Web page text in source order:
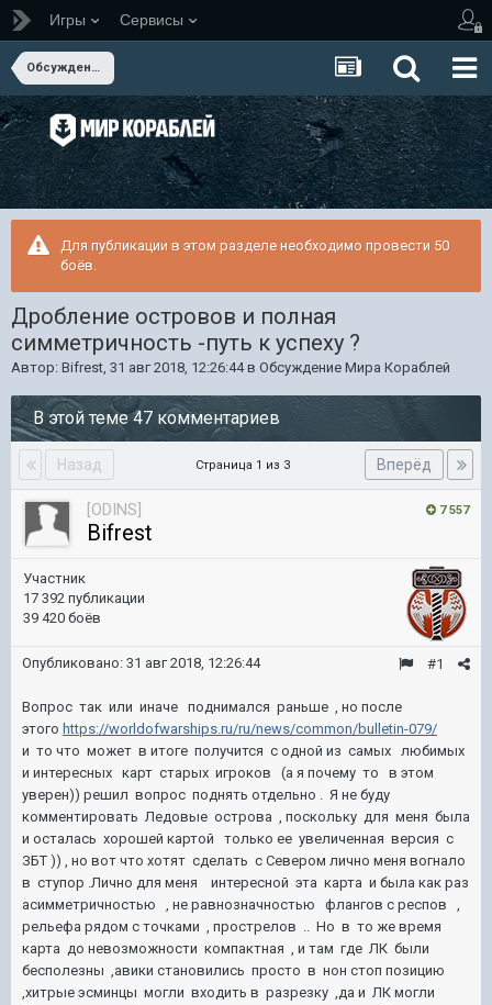
Игры Сервисы
Обсуждение Мира Кораблей
Для публикации в этом разделе необходимо провести 50
боёв.
Дробление островов и полная
симметричность -путь к успеху ?
Автор: Bifrest, 31 авг 2018, 12:26:44в Обсуждение Мира Кораблей
В этой теме 47 комментариев
Назад Вперёд
Страница 1 из 3
7 557
[ODINS]
Bifrest
Участник
17 392 публикации
39 420 боёв
#1
Опубликовано: 31 авг 2018, 12:26:44
Вопрос так или иначе поднимался раньше , но после
этого https://worldofwarships.ru/ru/news/common/bulletin-079/
и то что может в итоге получится с одной из самых любимых
и интересных карт старых игроков (а я почему то в этом
уверен)) решил вопрос поднять отдельно . Я не буду
комментировать Ледовые острова , поскольку для меня была
и осталась хорошей картой только ее увеличенная версия с
ЗБТ )) , но вот что хотят сделать с Севером лично меня вогнало
в ступор .Лично для меня интересной эта карта и была как раз
асимметричностью , не равнозначностью флангов с респов ,
рельефа рядом с точками , прострелов .. Но в то же время
карта до невозможности компактная , и там где ЛК были
бесполезны ,авики становились просто в нон стоп позицию
,хитрые эсминцы могли входить в разрезку ,да и ЛК могли